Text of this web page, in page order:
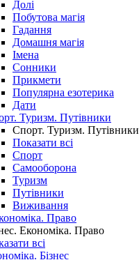
Долі
Побутова магія
Гадання
Домашня магія
Імена
Сонники
Прикмети
Популярна езотерика
Дати
Туризм. Путівники
Спорт. Туризм. Путівники
Показати всі
Спорт
Самооборона
Туризм
Путівники
Виживання
Право
Економіка. Право
всі
Бізнес